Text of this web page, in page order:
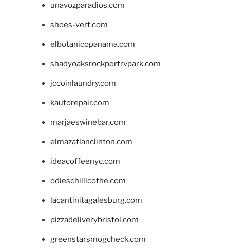
unavozparadios.com
shoes-vert.com
elbotanicopanama.com
shadyoaksrockportrvpark.com
jccoinlaundry.com
kautorepair.com
marjaeswinebar.com
elmazatlanclinton.com
ideacoffeenyc.com
odieschillicothe.com
lacantinitagalesburg.com
pizzadeliverybristol.com
greenstarsmogcheck.com